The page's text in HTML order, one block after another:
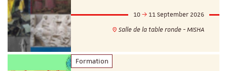
10
11 September 2026
Salle de la table ronde - MISHA
Formation